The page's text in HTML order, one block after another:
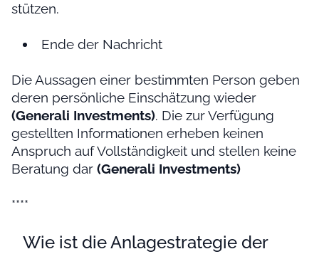
stützen.
Ende der Nachricht
Die Aussagen einer bestimmten Person geben
deren persönliche Einschätzung wieder
(Generali Investments). Die zur Verfügung
gestellten Informationen erheben keinen
Anspruch auf Vollständigkeit und stellen keine
Beratung dar (Generali Investments)
****
Wie ist die Anlagestrategie der